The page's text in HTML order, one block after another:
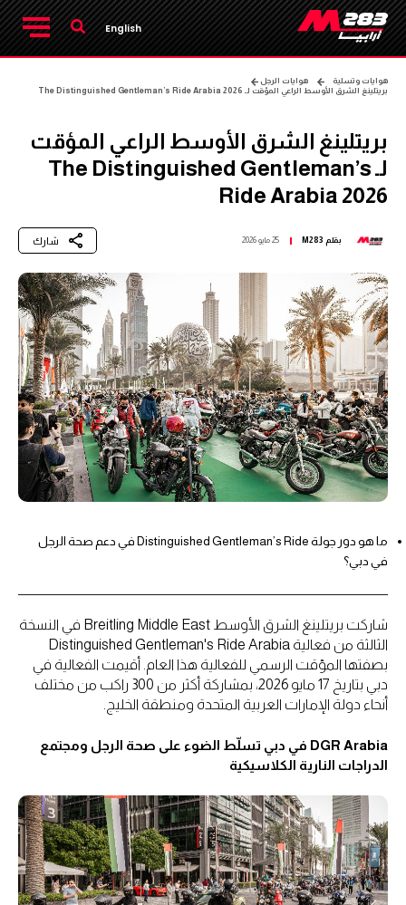
English
هوايات وتسلية
هوايات الرجل
بريتلينغ الشرق الأوسط الراعي المؤقت لـ The Distinguished Gentleman’s Ride Arabia 2026
بريتلينغ الشرق الأوسط الراعي المؤقت
لـ The Distinguished Gentleman’s
Ride Arabia 2026
بقلم M283 25 مايو 2026 شارك
ما هو دور جولة Distinguished Gentleman’s Ride في دعم صحة الرجل
في دبي؟
شاركت بريتلينغ الشرق الأوسط Breitling Middle East في النسخة
الثالثة من فعالية Distinguished Gentleman's Ride Arabia
بصفتها المؤقت الرسمي للفعالية هذا العام. أقيمت الفعالية في
دبي بتاريخ 17 مايو 2026، بمشاركة أكثر من 300 راكب من مختلف
أنحاء دولة الإمارات العربية المتحدة ومنطقة الخليج.
DGR Arabia في دبي تسلّط الضوء على صحة الرجل ومجتمع
الدراجات النارية الكلاسيكية